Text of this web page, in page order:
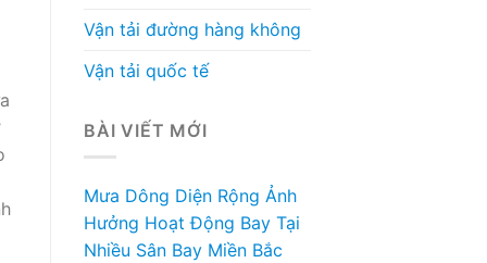
Vận tải đường hàng không
Vận tải quốc tế
BÀI VIẾT MỚI
Mưa Dông Diện Rộng Ảnh
Hưởng Hoạt Động Bay Tại
Nhiều Sân Bay Miền Bắc